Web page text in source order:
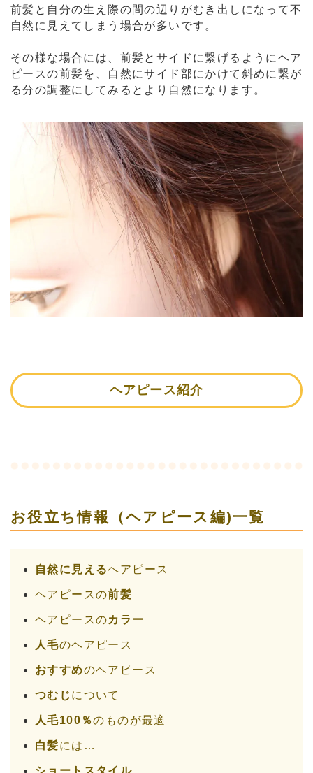
前髪と自分の生え際の間の辺りがむき出しになって不
自然に見えてしまう場合が多いです。
その様な場合には、前髪とサイドに繋げるようにヘア
ピースの前髪を、自然にサイド部にかけて斜めに繋が
る分の調整にしてみるとより自然になります。
ヘアピース紹介
お役立ち情報（ヘアピース編)一覧
自然に見えるヘアピース
ヘアピースの前髪
ヘアピースのカラー
人毛のヘアピース
おすすめのヘアピース
つむじについて
人毛100％のものが最適
白髪には…